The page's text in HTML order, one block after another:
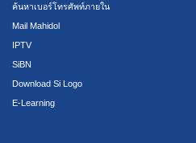
ค้นหาเบอร์โทรศัพท์ภายใน
Mail Mahidol
IPTV
SiBN
Download Si Logo
E-Learning